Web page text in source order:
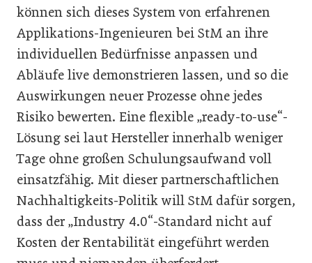
können sich dieses System von erfahrenen
Applikations-Ingenieuren bei StM an ihre
individuellen Bedürfnisse anpassen und
Abläufe live demonstrieren lassen, und so die
Auswirkungen neuer Prozesse ohne jedes
Risiko bewerten. Eine flexible „ready-to-use“-
Lösung sei laut Hersteller innerhalb weniger
Tage ohne großen Schulungsaufwand voll
einsatzfähig. Mit dieser partnerschaftlichen
Nachhaltigkeits-Politik will StM dafür sorgen,
dass der „Industry 4.0“-Standard nicht auf
Kosten der Rentabilität eingeführt werden